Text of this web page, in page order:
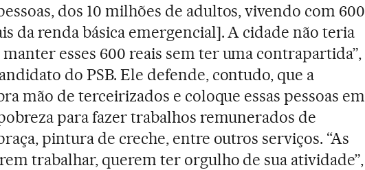
dos 10 milhões de adultos, vivendo com 600
da renda básica emergencial]. A cidade não teria
esses 600 reais sem ter uma contrapartida”,
do PSB. Ele defende, contudo, que a
mão de terceirizados e coloque essas pessoas em
para fazer trabalhos remunerados de
pintura de creche, entre outros serviços. “As
trabalhar, querem ter orgulho de sua atividade”,